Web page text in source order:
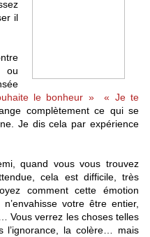
il
ou
le bonheur » « Je te
complètement ce qui se
Je dis cela par expérience
quand vous vous trouvez
cela est difficile, très
comment cette émotion
votre être entier,
Vous verrez les choses telles
l’ignorance, la colère… mais